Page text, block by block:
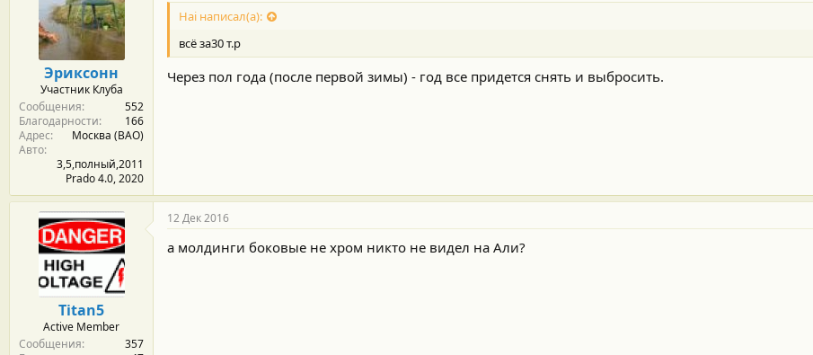
Эриксонн
Участник Клуба
Сообщения
552
Благодарности
166
Адрес
Москва (ВАО)
Авто
3,5,полный,2011
Prado 4.0, 2020
Hai написал(а):
всё за30 т.р
Через пол года (после первой зимы) - год все придется снять и выбросить.
Titan5
Active Member
Сообщения
357
12 Дек 2016
а молдинги боковые не хром никто не видел на Али?